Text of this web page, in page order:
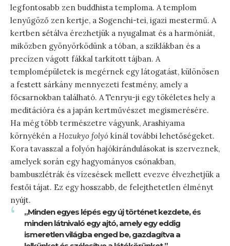
legfontosabb zen buddhista temploma. A templom
lenyűgöző zen kertje, a Sogenchi-tei, igazi mestermű. A
kertben sétálva érezhetjük a nyugalmat és a harmóniát,
miközben gyönyörködünk a tóban, a sziklákban és a
precízen vágott fákkal tarkított tájban. A
templomépületek is megérnek egy látogatást, különösen
a festett sárkány mennyezeti festmény, amely a
főcsarnokban található. A Tenryu-ji egy tökéletes hely a
meditációra és a japán kertművészet megismerésére.
Ha még több természetre vágyunk, Arashiyama
környékén a Hozukyo folyó kínál további lehetőségeket.
Kora tavasszal a folyón hajókirándulásokat is szerveznek,
amelyek során egy hagyományos csónakban,
bambuszlétrák és vízesések mellett evezve élvezhetjük a
festői tájat. Ez egy hosszabb, de felejthetetlen élményt
nyújt.
„Minden egyes lépés egy új történet kezdete, és
minden látnivaló egy ajtó, amely egy eddig
ismeretlen világba enged be, gazdagítva a